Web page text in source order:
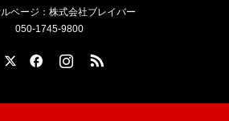
ベージ：株式会社ブレイバー
050-1745-9800